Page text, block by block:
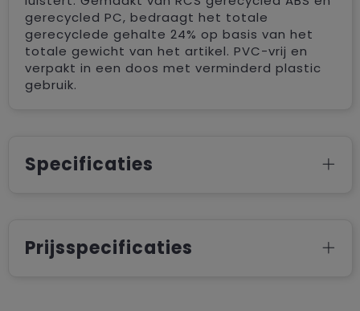
gerecycled PC, bedraagt het totale
gerecyclede gehalte 24% op basis van het
totale gewicht van het artikel. PVC-vrij en
verpakt in een doos met verminderd plastic
gebruik.
Specificaties
Prijsspecificaties